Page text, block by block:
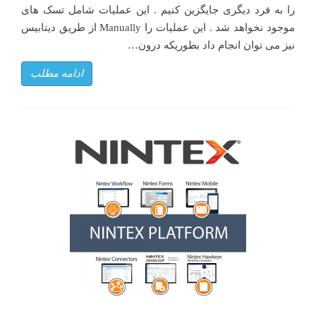
را به فرد دیگری جایگزین کنیم . این عملیات شامل تسک های
موجود نخواهد شد . این عملیات را Manually از طریق دیتابیس
نیز می توان انجام داد بطوریکه درون…
ادامه مطلب